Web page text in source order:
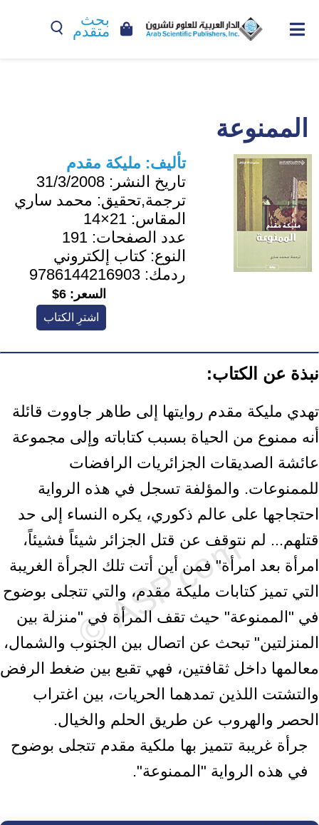
بحث
متقدم
الممنوعة
تأليف: مليكة مقدم
تاريخ النشر: 31/3/2008
ترجمة,تحقيق: محمد ساري
المقاس: 21×14
عدد الصفحات: 191
النوع:كتاب إلكتروني
ردمك: 9786144216903
السعر: 6$
اشترِ الكتاب
نبذة عن الكتاب:
تهدي مليكة مقدم روايتها إلى طاهر جاووت قائلة
أنه ممنوع من الحياة بسبب كتاباته وإلى مجموعة
عائشة الصديقات الجزائريات الرافضات
للممنوعات. والمؤلفة تسجل في هذه الرواية
احتجاجها على عالم ذكوري، يكره النساء إلى حد
قتلهم... لم نتوقف عن قتل الجزائر شيئاً فشيئاً،
امرأة بعد امرأة" فمن أين أتت تلك الجرأة الغريبة
التي تميز كتابات مليكة مقدم، والتي تتجلى بوضوح
في "الممنوعة" حيث تقف المرأة في "منزلة بين
المنزلتين" تبحث عن اتصال بين الجنوب والشمال،
معالمها داخل ثقافتين، فهي تقبع بين ضغط الرفض
والتشتت اللذين تمدهما الحريات، بين اغتراب
الحصر والهروب عن طريق الحلم والخيال.
جرأة غريبة تتميز بها ملكية مقدم تتجلى بوضوح
في هذه الرواية "الممنوعة".